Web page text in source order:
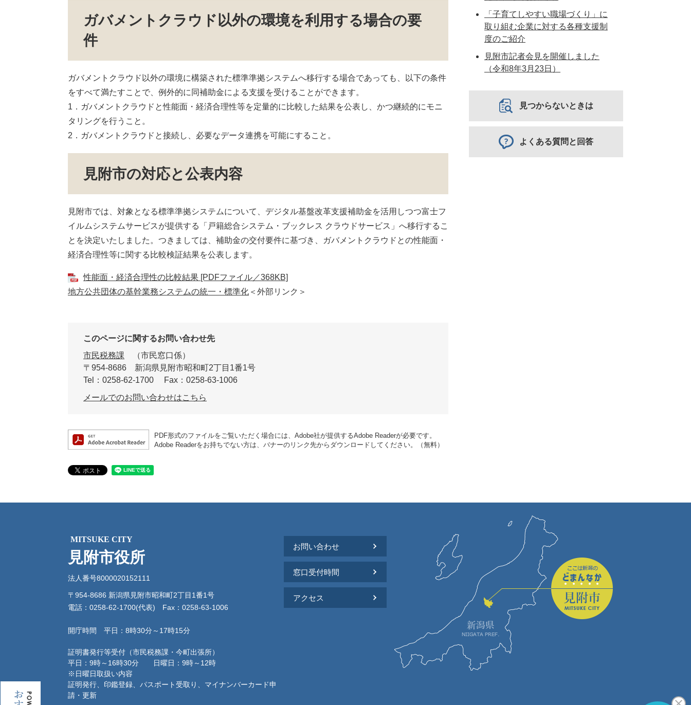
ガバメントクラウド以外の環境を利用する場合の要
件
ガバメントクラウド以外の環境に構築された標準準拠システムへ移行する場合であっても、以下の条件
をすべて満たすことで、例外的に同補助金による支援を受けることができます。
1．ガバメントクラウドと性能面・経済合理性等を定量的に比較した結果を公表し、かつ継続的にモニ
タリングを行うこと。
2．ガバメントクラウドと接続し、必要なデータ連携を可能にすること。
見附市の対応と公表内容
見附市では、対象となる標準準拠システムについて、デジタル基盤改革支援補助金を活用しつつ富士フ
イルムシステムサービスが提供する「戸籍総合システム・ブックレス クラウドサービス」へ移行するこ
とを決定いたしました。つきましては、補助金の交付要件に基づき、ガバメントクラウドとの性能面・
経済合理性等に関する比較検証結果を公表します。
性能面・経済合理性の比較結果 [PDFファイル／368KB]
地方公共団体の基幹業務システムの統一・標準化 ＜外部リンク＞
このページに関するお問い合わせ先
市民税務課
市民窓口係
〒954-8686
新潟県見附市昭和町2丁目1番1号
Tel：0258-62-1700
Fax：0258-63-1006
メールでのお問い合わせはこちら
PDF形式のファイルをご覧いただく場合には、Adobe社が提供するAdobe Readerが必要です。
Adobe Readerをお持ちでない方は、バナーのリンク先からダウンロードしてください。（無料）
「子育てしやすい職場づくり」に
取り組む企業に対する各種支援制
度のご紹介
見附市記者会見を開催しました
（令和8年3月23日）
見つからないときは
よくある質問と回答
MITSUKE CITY
見附市役所
法人番号8000020152111
〒954-8686 新潟県見附市昭和町2丁目1番1号
電話：0258-62-1700(代表) Fax：0258-63-1006
開庁時間 平日：8時30分～17時15分
証明書発行等受付（市民税務課・今町出張所）
平日：9時～16時30分 日曜日：9時～12時
※日曜日取扱い内容
証明発行、印鑑登録、パスポート受取り、マイナンバーカード申
請・更新
お問い合わせ
窓口受付時間
アクセス